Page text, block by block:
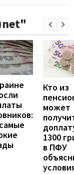
Кто из
может
1300
в ПФУ